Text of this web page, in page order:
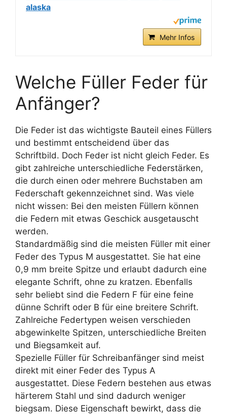
alaska
Mehr Infos
Welche Füller Feder für
Anfänger?
Die Feder ist das wichtigste Bauteil eines Füllers
und bestimmt entscheidend über das
Schriftbild. Doch Feder ist nicht gleich Feder. Es
gibt zahlreiche unterschiedliche Federstärken,
die durch einen oder mehrere Buchstaben am
Federschaft gekennzeichnet sind. Was viele
nicht wissen: Bei den meisten Füllern können
die Federn mit etwas Geschick ausgetauscht
werden.
Standardmäßig sind die meisten Füller mit einer
Feder des Typus M ausgestattet. Sie hat eine
0,9 mm breite Spitze und erlaubt dadurch eine
elegante Schrift, ohne zu kratzen. Ebenfalls
sehr beliebt sind die Federn F für eine feine
dünne Schrift oder B für eine breitere Schrift.
Zahlreiche Federtypen weisen verschieden
abgewinkelte Spitzen, unterschiedliche Breiten
und Biegsamkeit auf.
Spezielle Füller für Schreibanfänger sind meist
direkt mit einer Feder des Typus A
ausgestattet. Diese Federn bestehen aus etwas
härterem Stahl und sind dadurch weniger
biegsam. Diese Eigenschaft bewirkt, dass die